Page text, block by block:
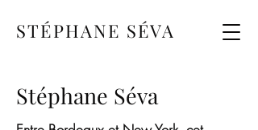
STÉPHANE SÉVA
Stéphane Séva